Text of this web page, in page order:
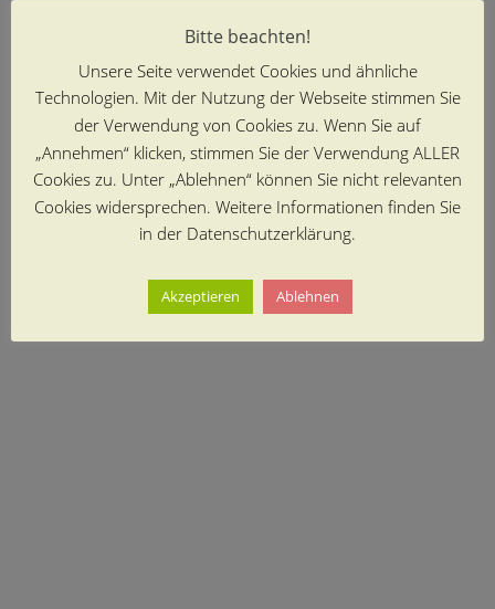
Bitte beachten!
Unsere Seite verwendet Cookies und ähnliche
Technologien. Mit der Nutzung der Webseite stimmen Sie
der Verwendung von Cookies zu. Wenn Sie auf
„Annehmen“ klicken, stimmen Sie der Verwendung ALLER
Cookies zu. Unter „Ablehnen“ können Sie nicht relevanten
Cookies widersprechen. Weitere Informationen finden Sie
in der Datenschutzerklärung.
Akzeptieren Ablehnen